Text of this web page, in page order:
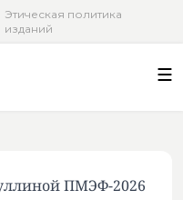
Этическая политика
изданий
ПМЭФ-2026